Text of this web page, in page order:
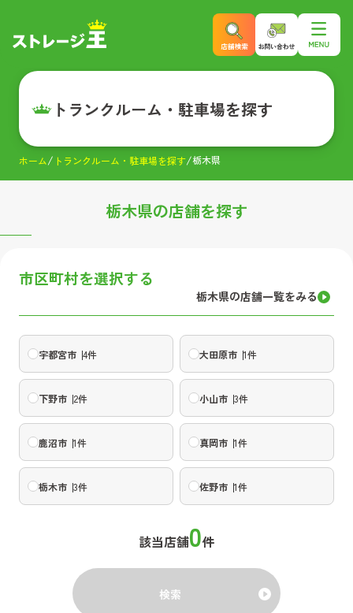
トランクルーム・駐車場を探す
ホーム トランクルーム・駐車場を探す 栃木県
栃木県の店舗を探す
市区町村を選択する
栃木県の店舗一覧をみる
宇都宮市 4件 大田原市 1件
下野市 2件 小山市 3件
鹿沼市 1件 真岡市 1件
栃木市 3件 佐野市 1件
該当店舗0件
検索